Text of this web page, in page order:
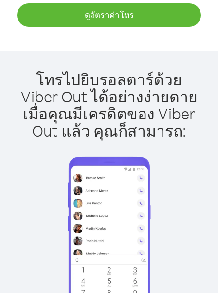
ดูอัตราค่าโทร
โทรไปยิบรอลตาร์ด้วย
Viber Out ได้อย่างง่ายดาย
เมื่อคุณมีเครดิตของ Viber
Out แล้ว คุณก็สามารถ: